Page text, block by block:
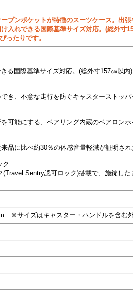
プンポケットが特徴のスーツケース。出
入れできる国際基準サイズ対応。(総外寸
ったりです。
る国際基準サイズ対応。(総外寸157㎝以内)
き、不意な走行を防ぐキャスターストッパ
可能にする、ベアリング内蔵のベアロンホ
品に比べ約30％の体感音量軽減が証明され
ク
(Travel Sentry認可ロック)搭載で、施錠し
※サイズはキャスター・ハンドルを含む外